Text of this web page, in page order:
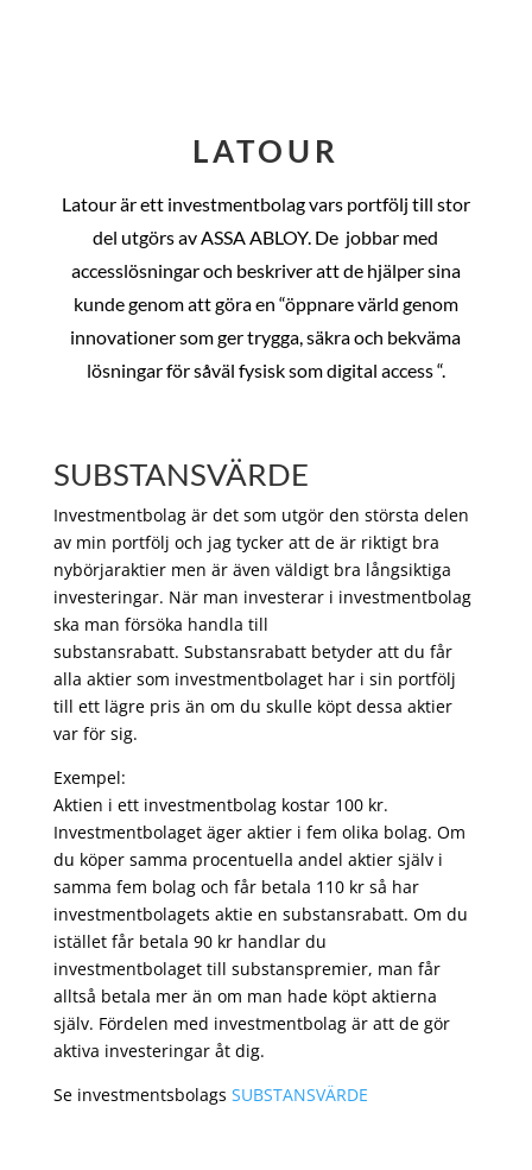
LATOUR
Latour är ett investmentbolag vars portfölj till stor
del utgörs av ASSA ABLOY. De jobbar med
accesslösningar och beskriver att de hjälper sina
kunde genom att göra en “öppnare värld genom
innovationer som ger trygga, säkra och bekväma
lösningar för såväl fysisk som digital access “.
SUBSTANSVÄRDE
Investmentbolag är det som utgör den största delen
av min portfölj och jag tycker att de är riktigt bra
nybörjaraktier men är även väldigt bra långsiktiga
investeringar. När man investerar i investmentbolag
ska man försöka handla till
substansrabatt. Substansrabatt betyder att du får
alla aktier som investmentbolaget har i sin portfölj
till ett lägre pris än om du skulle köpt dessa aktier
var för sig.
Exempel:
Aktien i ett investmentbolag kostar 100 kr.
Investmentbolaget äger aktier i fem olika bolag. Om
du köper samma procentuella andel aktier själv i
samma fem bolag och får betala 110 kr så har
investmentbolagets aktie en substansrabatt. Om du
istället får betala 90 kr handlar du
investmentbolaget till substanspremier, man får
alltså betala mer än om man hade köpt aktierna
själv. Fördelen med investmentbolag är att de gör
aktiva investeringar åt dig.
Se investmentsbolags SUBSTANSVÄRDE